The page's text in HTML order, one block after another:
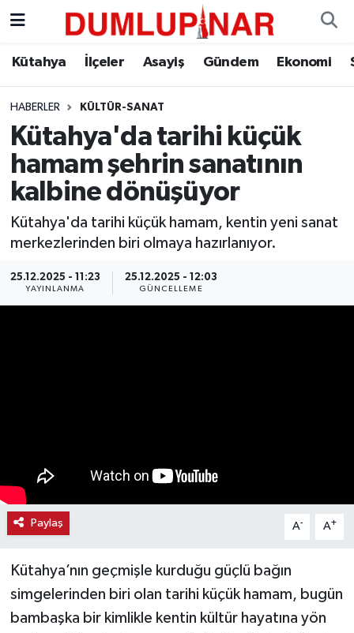
Kütahya İlçeler Asayiş Gündem Ekonomi
HABERLER KÜLTÜR-SANAT
Kütahya'da tarihi küçük
hamam şehrin sanatının
kalbine dönüşüyor
Kütahya'da tarihi küçük hamam, kentin yeni sanat
merkezlerinden biri olmaya hazırlanıyor.
25.12.2025 - 11:23
YAYINLANMA
25.12.2025 - 12:03
GÜNCELLEME
Paylaş A- A+
Kütahya’nın geçmişle kurduğu güçlü bağın
simgelerinden biri olan tarihi küçük hamam, bugün
bambaşka bir kimlikle kentin kültür hayatına yön
Asayiş
Diğer
Dünya
Eğitim
Ekonomi
Magazin
Sağlık
Seri İlan
Kütahya Hava Durumu
Kütahya Trafik Yoğunluk Haritası
Süper Lig Puan Durumu ve Fikstür
Tüm Manşetler
Son Dakika Haberleri